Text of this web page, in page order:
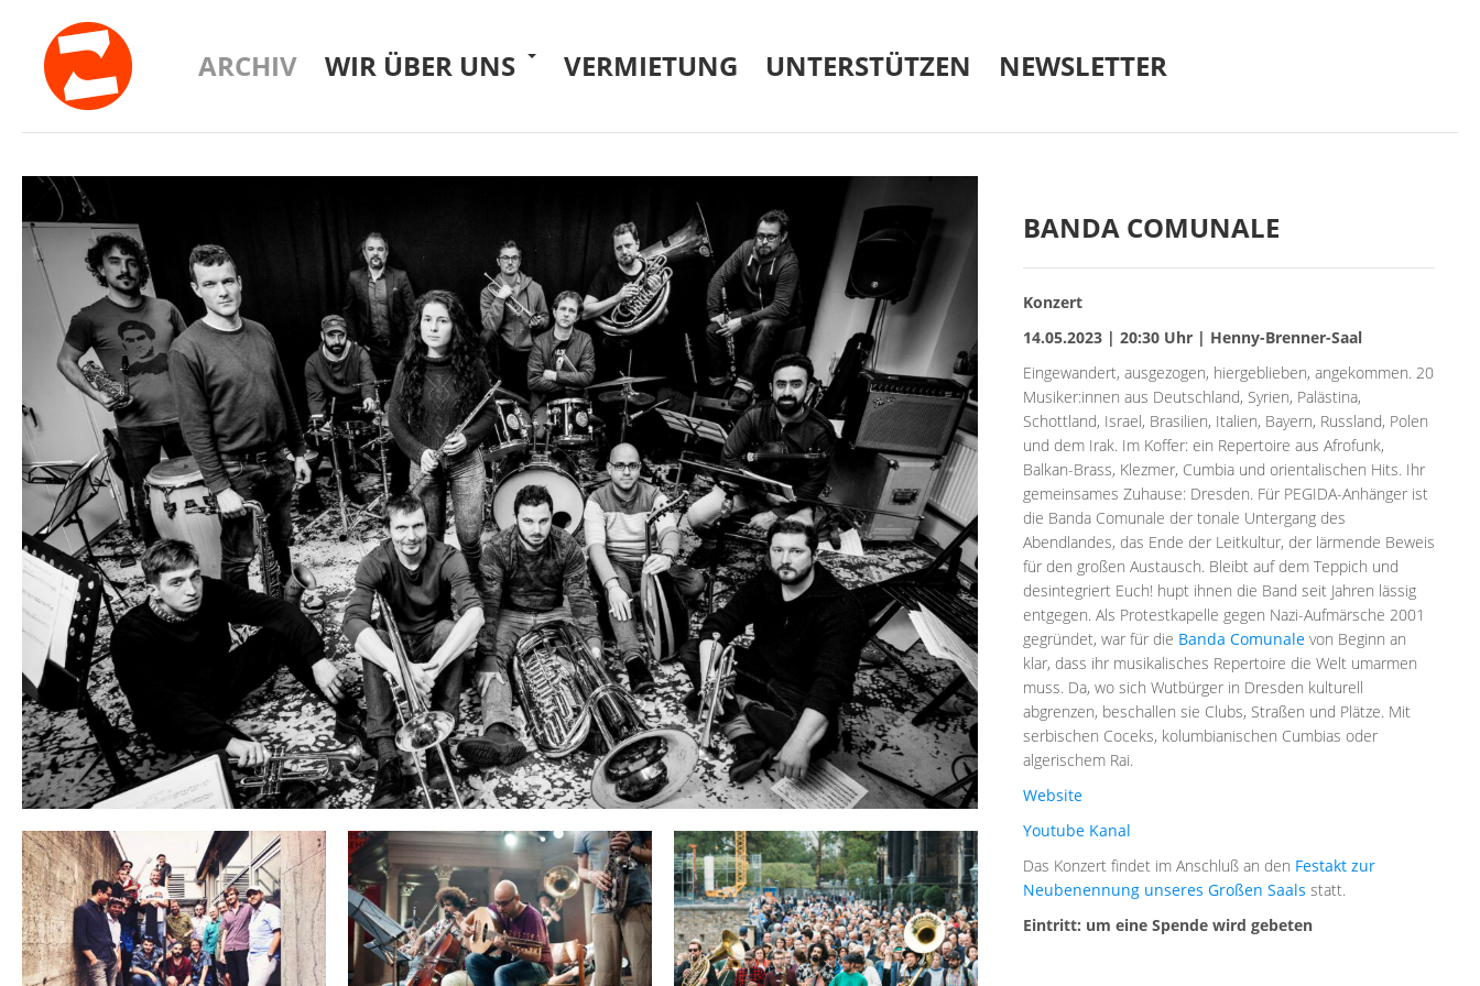
ARCHIV WIR ÜBER UNS VERMIETUNG UNTERSTÜTZEN NEWSLETTER
BANDA COMUNALE
Konzert
14.05.2023 | 20:30 Uhr | Henny-Brenner-Saal
Eingewandert, ausgezogen, hiergeblieben, angekommen. 20
Musiker:innen aus Deutschland, Syrien, Palästina,
Schottland, Israel, Brasilien, Italien, Bayern, Russland, Polen
und dem Irak. Im Koffer: ein Repertoire aus Afrofunk,
Balkan-Brass, Klezmer, Cumbia und orientalischen Hits. Ihr
gemeinsames Zuhause: Dresden. Für PEGIDA-Anhänger ist
die Banda Comunale der tonale Untergang des
Abendlandes, das Ende der Leitkultur, der lärmende Beweis
für den großen Austausch. Bleibt auf dem Teppich und
desintegriert Euch! hupt ihnen die Band seit Jahren lässig
entgegen. Als Protestkapelle gegen Nazi-Aufmärsche 2001
gegründet, war für die Banda Comunale von Beginn an
klar, dass ihr musikalisches Repertoire die Welt umarmen
muss. Da, wo sich Wutbürger in Dresden kulturell
abgrenzen, beschallen sie Clubs, Straßen und Plätze. Mit
serbischen Coceks, kolumbianischen Cumbias oder
algerischem Rai.
Website
Youtube Kanal
Das Konzert findet im Anschluß an den Festakt zur
Neubenennung unseres Großen Saals statt.
Eintritt: um eine Spende wird gebeten